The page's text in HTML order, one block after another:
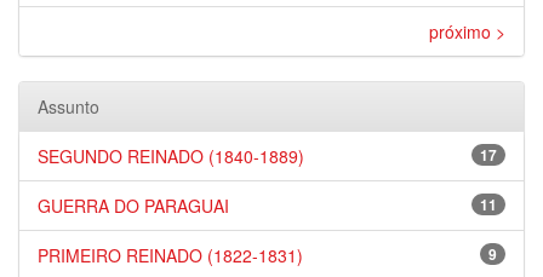
próximo >
Assunto
17
SEGUNDO REINADO (1840-1889)
11
GUERRA DO PARAGUAI
9
PRIMEIRO REINADO (1822-1831)